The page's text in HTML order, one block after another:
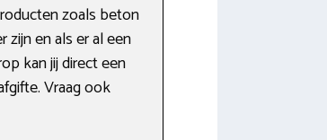
zoals beton
en als er al een
kan jij direct een
Vraag ook